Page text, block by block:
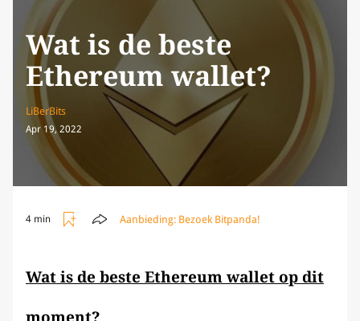
Wat is de beste
Ethereum wallet?
LiBerBits
Apr 19, 2022
4 min Aanbieding: Bezoek Bitpanda!
Wat is de beste Ethereum wallet op dit
moment?